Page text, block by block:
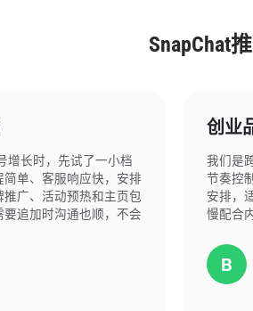
SnapChat
增长时，先试了一小档
单、客服响应快，安排
广、活动预热和主页包
追加时沟通也顺，不会
创业
我们是
节奏控
安排，
慢配合
B